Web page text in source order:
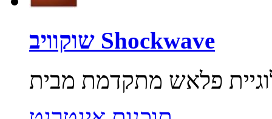
שוקוויב Shockwave